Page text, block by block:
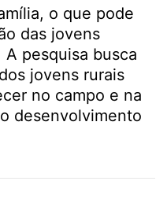
o que pode
das jovens
pesquisa busca
jovens rurais
no campo e na
desenvolvimento